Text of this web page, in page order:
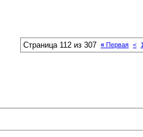
Страница 112 из 307 « Первая <